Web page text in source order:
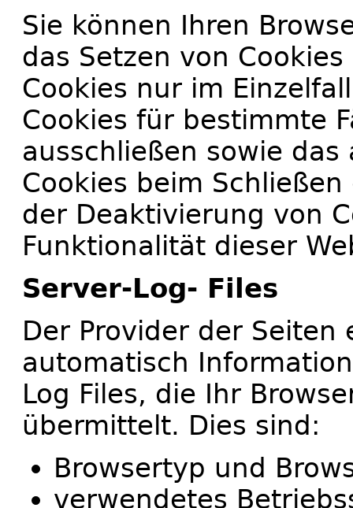
Sie können Ihren
das Setzen von
Cookies nur im
Cookies für bestimmte
ausschließen sowie
Cookies beim
der Deaktivierung von
Funktionalität dieser
Server-Log- Files
Der Provider der
automatisch
Log Files, die Ihr
übermittelt. Dies sind:
Browsertyp und
verwendetes